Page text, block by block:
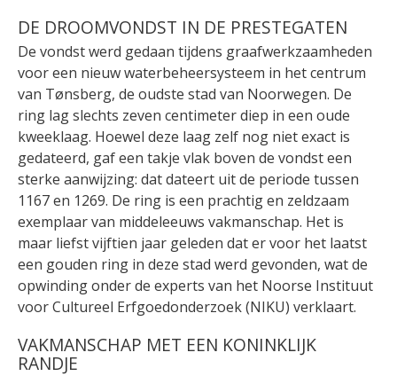
DE DROOMVONDST IN DE PRESTEGATEN
De vondst werd gedaan tijdens graafwerkzaamheden
voor een nieuw waterbeheersysteem in het centrum
van Tønsberg, de oudste stad van Noorwegen. De
ring lag slechts zeven centimeter diep in een oude
kweeklaag. Hoewel deze laag zelf nog niet exact is
gedateerd, gaf een takje vlak boven de vondst een
sterke aanwijzing: dat dateert uit de periode tussen
1167 en 1269. De ring is een prachtig en zeldzaam
exemplaar van middeleeuws vakmanschap. Het is
maar liefst vijftien jaar geleden dat er voor het laatst
een gouden ring in deze stad werd gevonden, wat de
opwinding onder de experts van het Noorse Instituut
voor Cultureel Erfgoedonderzoek (NIKU) verklaart.
VAKMANSCHAP MET EEN KONINKLIJK
RANDJE